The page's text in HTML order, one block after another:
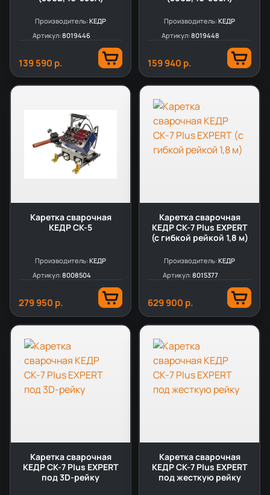
Производитель:КЕДР
Артикул:8019446
139 590 р.
Производитель:КЕДР
Артикул:8019448
159 940 р.
Каретка сварочная
КЕДР СК-5
Производитель:КЕДР
Артикул:8008504
279 950 р.
Каретка сварочная
КЕДР СК-7 Plus EXPERT
(с гибкой рейкой 1,8 м)
Производитель:КЕДР
Артикул:8015377
629 900 р.
Каретка сварочная
КЕДР СК-7 Plus EXPERT
под 3D-рейку
Каретка сварочная
КЕДР СК-7 Plus EXPERT
под жесткую рейку